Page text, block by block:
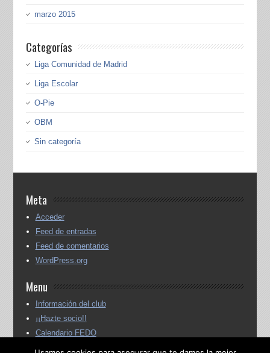
marzo 2015
Categorías
Liga Comunidad de Madrid
Liga Escolar
O-Pie
OBM
Sin categoría
Meta
Acceder
Feed de entradas
Feed de comentarios
WordPress.org
Menu
Información del club
¡¡Hazte socio!!
Calendario FEDO